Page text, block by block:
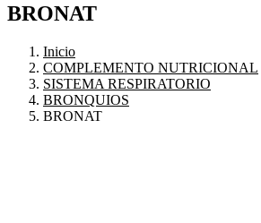
BRONAT
Inicio
COMPLEMENTO NUTRICIONAL
SISTEMA RESPIRATORIO
BRONQUIOS
BRONAT